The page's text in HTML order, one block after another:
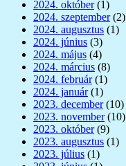
2024. október(1)
2024. szeptember(2)
2024. augusztus (1)
2024. június (3)
2024. május (4)
2024. március (8)
2024. február(1)
2024. január(1)
2023. december(10)
2023. november(10)
2023. október(9)
2023. augusztus (1)
2023. július (1)